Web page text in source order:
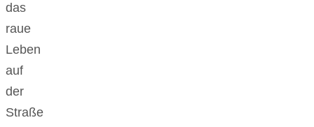
das
raue
Leben
auf
der
Straße